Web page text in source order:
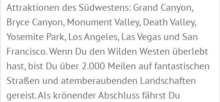
Attraktionen des Südwestens: Grand Canyon,
Bryce Canyon, Monument Valley, Death Valley,
Yosemite Park, Los Angeles, Las Vegas und San
Francisco. Wenn Du den Wilden Westen überlebt
hast, bist Du über 2.000 Meilen auf fantastischen
Straßen und atemberaubenden Landschaften
gereist. Als krönender Abschluss fährst Du